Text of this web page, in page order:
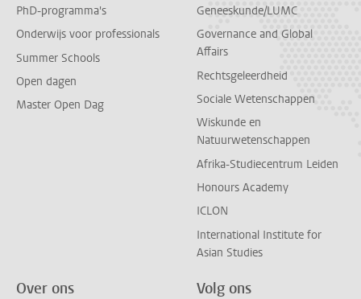
PhD-programma's
Onderwijs voor professionals
Summer Schools
Open dagen
Master Open Dag
Geneeskunde/LUMC
Governance and Global
Affairs
Rechtsgeleerdheid
Sociale Wetenschappen
Wiskunde en
Natuurwetenschappen
Afrika-Studiecentrum Leiden
Honours Academy
ICLON
International Institute for
Asian Studies
Over ons Volg ons